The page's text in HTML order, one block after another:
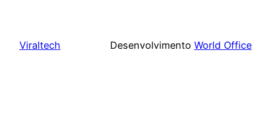
Viraltech Desenvolvimento World Office